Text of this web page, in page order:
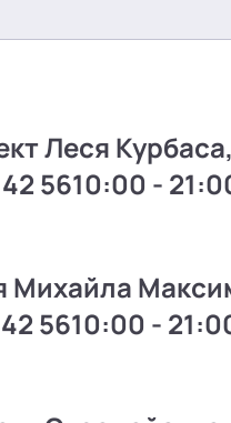
Леся
5610:00 -
Михайла
5610:00 -